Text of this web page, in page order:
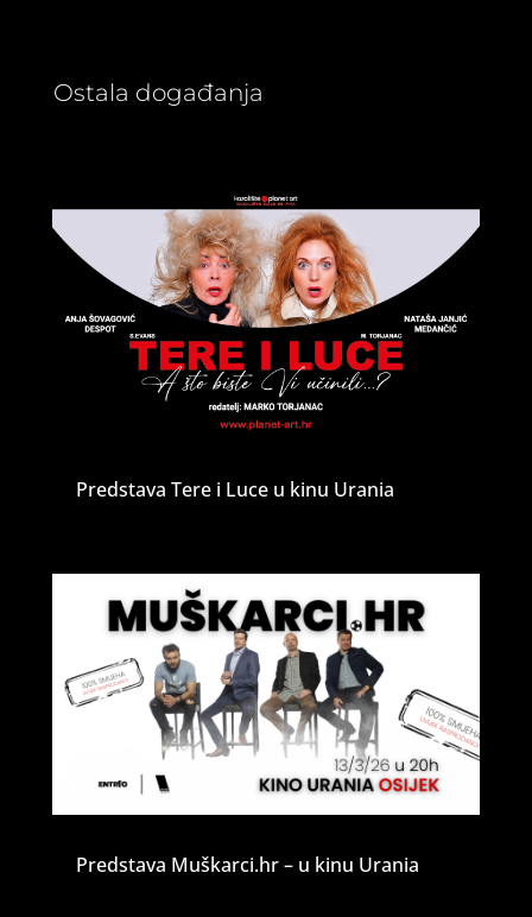
Ostala događanja
Predstava Tere i Luce u kinu Urania
Predstava Muškarci.hr – u kinu Urania